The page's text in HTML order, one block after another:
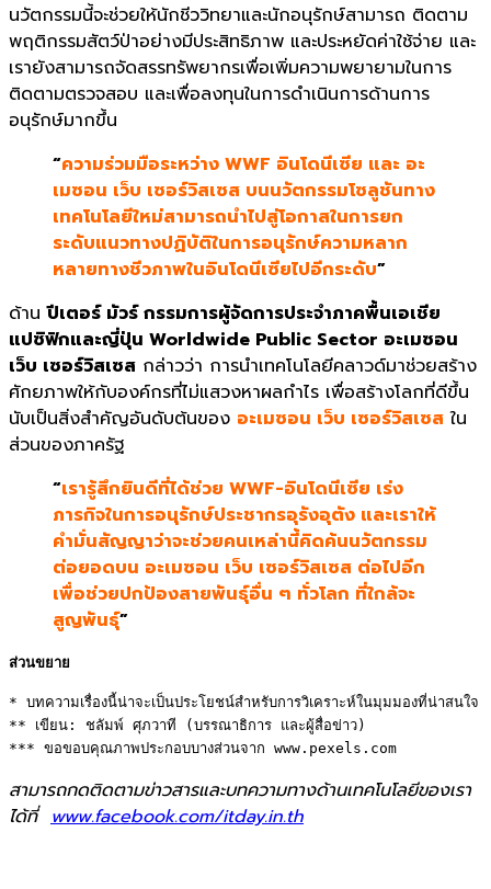
นวัตกรรมนี้จะช่วยให้นักชีววิทยาและนักอนุรักษ์สามารถ ติดตาม
พฤติกรรมสัตว์ป่าอย่างมีประสิทธิภาพ และประหยัดค่าใช้จ่าย และ
เรายังสามารถจัดสรรทรัพยากรเพื่อเพิ่มความพยายามในการ
ติดตามตรวจสอบ และเพื่อลงทุนในการดำเนินการด้านการ
อนุรักษ์มากขึ้น
“ความร่วมมือระหว่าง WWF อินโดนีเซีย และ อะ
เมซอน เว็บ เซอร์วิสเซส บนนวัตกรรมโซลูชันทาง
เทคโนโลยีใหม่สามารถนำไปสู่โอกาสในการยก
ระดับแนวทางปฏิบัติในการอนุรักษ์ความหลาก
หลายทางชีวภาพในอินโดนีเซียไปอีกระดับ”
ด้านปีเตอร์ มัวร์ กรรมการผู้จัดการประจำภาคพื้นเอเชีย
แปซิฟิกและญี่ปุ่น Worldwide Public Sector อะเมซอน
เว็บ เซอร์วิสเซส กล่าวว่า การนำเทคโนโลยีคลาวด์มาช่วยสร้าง
ศักยภาพให้กับองค์กรที่ไม่แสวงหาผลกำไร เพื่อสร้างโลกที่ดีขึ้น
นับเป็นสิ่งสำคัญอันดับต้นของ อะเมซอน เว็บ เซอร์วิสเซส ใน
ส่วนของภาครัฐ
“เรารู้สึกยินดีที่ได้ช่วย WWF-อินโดนีเซีย เร่ง
ภารกิจในการอนุรักษ์ประชากรอุรังอุตัง และเราให้
คำมั่นสัญญาว่าจะช่วยคนเหล่านี้คิดค้นนวัตกรรม
ต่อยอดบน อะเมซอน เว็บ เซอร์วิสเซส ต่อไปอีก
เพื่อช่วยปกป้องสายพันธุ์อื่น ๆ ทั่วโลก ที่ใกล้จะ
สูญพันธุ์”
ส่วนขยาย
* บทความเรื่องนี้น่าจะเป็นประโยชน์สำหรับการวิเคราะห์ในมุมมองที่น่าสนใจ
** เขียน: ชลัมพ์ ศุภวาที (บรรณาธิการ และผู้สื่อข่าว)
*** ขอขอบคุณภาพประกอบบางส่วนจาก www.pexels.com
สามารถกดติดตามข่าวสารและบทความทางด้านเทคโนโลยีของเรา
ได้ที่ www.facebook.com/itday.in.th